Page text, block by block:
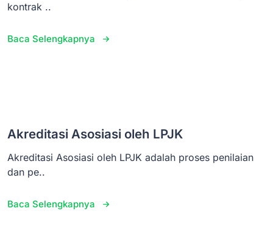
kontrak ..
Baca Selengkapnya
Akreditasi Asosiasi oleh LPJK
Akreditasi Asosiasi oleh LPJK adalah proses penilaian
dan pe..
Baca Selengkapnya